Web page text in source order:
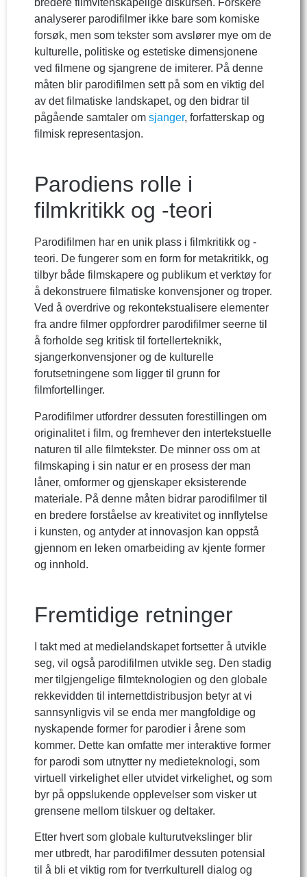
analyserer parodifilmer ikke bare som komiske
forsøk, men som tekster som avslører mye om de
kulturelle, politiske og estetiske dimensjonene
ved filmene og sjangrene de imiterer. På denne
måten blir parodifilmen sett på som en viktig del
av det filmatiske landskapet, og den bidrar til
pågående samtaler om sjanger, forfatterskap og
filmisk representasjon.
Parodiens rolle i
filmkritikk og -teori
Parodifilmen har en unik plass i filmkritikk og -
teori. De fungerer som en form for metakritikk, og
tilbyr både filmskapere og publikum et verktøy for
å dekonstruere filmatiske konvensjoner og troper.
Ved å overdrive og rekontekstualisere elementer
fra andre filmer oppfordrer parodifilmer seerne til
å forholde seg kritisk til fortellerteknikk,
sjangerkonvensjoner og de kulturelle
forutsetningene som ligger til grunn for
filmfortellinger.
Parodifilmer utfordrer dessuten forestillingen om
originalitet i film, og fremhever den intertekstuelle
naturen til alle filmtekster. De minner oss om at
filmskaping i sin natur er en prosess der man
låner, omformer og gjenskaper eksisterende
materiale. På denne måten bidrar parodifilmer til
en bredere forståelse av kreativitet og innflytelse
i kunsten, og antyder at innovasjon kan oppstå
gjennom en leken omarbeiding av kjente former
og innhold.
Fremtidige retninger
I takt med at medielandskapet fortsetter å utvikle
seg, vil også parodifilmen utvikle seg. Den stadig
mer tilgjengelige filmteknologien og den globale
rekkevidden til internettdistribusjon betyr at vi
sannsynligvis vil se enda mer mangfoldige og
nyskapende former for parodier i årene som
kommer. Dette kan omfatte mer interaktive former
for parodi som utnytter ny medieteknologi, som
virtuell virkelighet eller utvidet virkelighet, og som
byr på oppslukende opplevelser som visker ut
grensene mellom tilskuer og deltaker.
Etter hvert som globale kulturutvekslinger blir
mer utbredt, har parodifilmer dessuten potensial
til å bli et viktig rom for tverrkulturell dialog og